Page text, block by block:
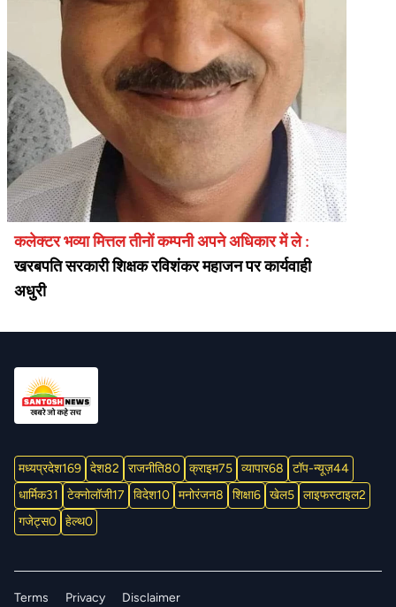
कलेक्टर भव्या मित्तल तीनों कम्पनी अपने अधिकार में ले :
खरबपति सरकारी शिक्षक रविशंकर महाजन पर कार्यवाही
अधुरी
मध्यप्रदेश169 देश82 राजनीति80 क्राइम75 व्यापार68 टॉप-न्यूज़44
धार्मिक31 टेक्नोलॉजी17 विदेश10 मनोरंजन8 शिक्षा6 खेल5 लाइफस्टाइल2
गजेट्स0 हेल्थ0
Terms Privacy Disclaimer